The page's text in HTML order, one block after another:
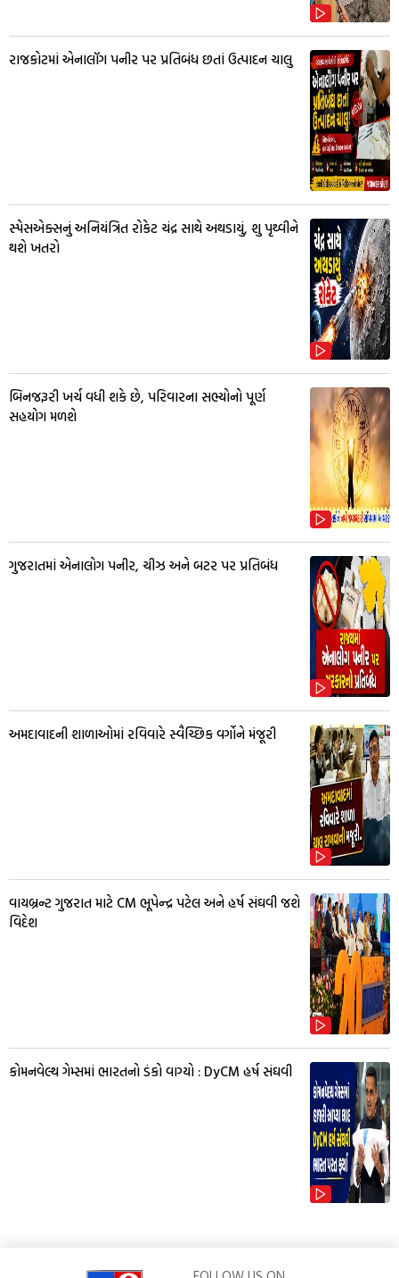
રાજકોટમાં એનાલૉગ પનીર પર પ્રતિબંધ છતાં ઉત્પાદન ચાલુ
સ્પેસએક્સનું અનિયંત્રિત રોકેટ ચંદ્ર સાથે અથડાયું, શુ પૃથ્વીને
થશે ખતરો
બિનજરૂરી ખર્ચ વધી શકે છે, પરિવારના સભ્યોનો પૂર્ણ
સહયોગ મળશે
ગુજરાતમાં એનાલોગ પનીર, ચીઝ અને બટર પર પ્રતિબંધ
અમદાવાદની શાળાઓમાં રવિવારે સ્વૈચ્છિક વર્ગોને મંજૂરી
વાયબ્રન્ટ ગુજરાત માટે CM ભૂપેન્દ્ર પટેલ અને હર્ષ સંઘવી જશે
વિદેશ
કોમનવેલ્થ ગેમ્સમાં ભારતનો ડંકો વાગ્યો : DyCM હર્ષ સંઘવી